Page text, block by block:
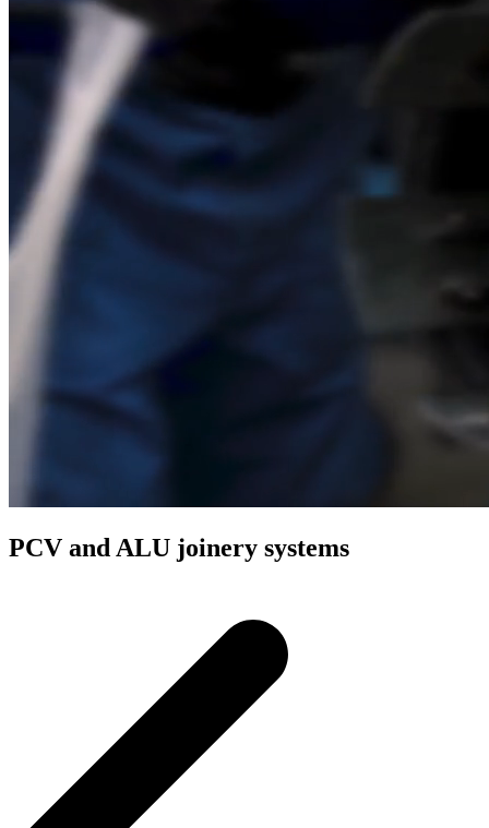
PCV and ALU joinery systems